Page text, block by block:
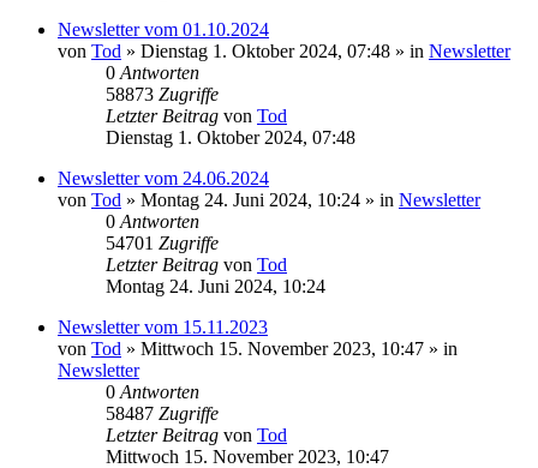
Newsletter vom 01.10.2024
von Tod » Dienstag 1. Oktober 2024, 07:48 » in Newsletter
0 Antworten
58873 Zugriffe
Letzter Beitrag von Tod
Dienstag 1. Oktober 2024, 07:48
Newsletter vom 24.06.2024
von Tod » Montag 24. Juni 2024, 10:24 » in Newsletter
0 Antworten
54701 Zugriffe
Letzter Beitrag von Tod
Montag 24. Juni 2024, 10:24
Newsletter vom 15.11.2023
von Tod » Mittwoch 15. November 2023, 10:47 » in
Newsletter
0 Antworten
58487 Zugriffe
Letzter Beitrag von Tod
Mittwoch 15. November 2023, 10:47